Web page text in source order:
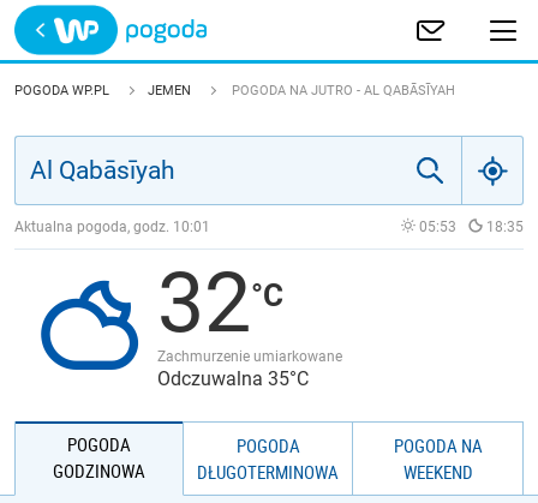
Trwa ładowanie
POLSKA
JAKOŚĆ POWIETRZA
POGODA WP.PL JEMEN POGODA NA JUTRO - AL QABĀSĪYAH
Aktualna pogoda, godz. 10:01 05:53 18:35
32
Zachmurzenie umiarkowane
Odczuwalna 35°C
POGODA
GODZINOWA
POGODA
DŁUGOTERMINOWA
POGODA NA
WEEKEND